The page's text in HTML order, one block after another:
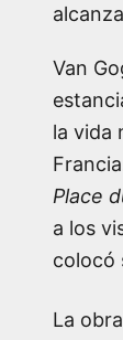
Van
la vida
Place
a los
colocó
La